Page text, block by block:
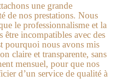
une grande
de nos prestations. Nous
le professionnalisme et la
être incompatibles avec des
pourquoi nous avons mis
claire et transparente, sans
mensuel, pour que nos
d’un service de qualité à